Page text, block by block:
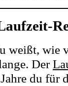
weißt, wie
Der
du für